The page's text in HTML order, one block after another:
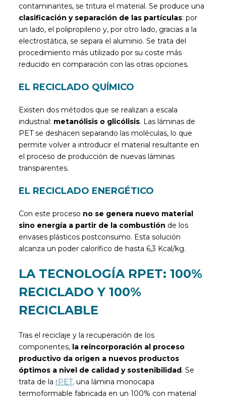
contaminantes, se tritura el material. Se produce una
clasificación y separación de las partículas: por
un lado, el polipropileno y, por otro lado, gracias a la
electrostática, se separa el aluminio. Se trata del
procedimiento más utilizado por su coste más
reducido en comparación con las otras opciones.
EL RECICLADO QUÍMICO
Existen dos métodos que se realizan a escala
industrial: metanólisis o glicólisis. Las láminas de
PET se deshacen separando las moléculas, lo que
permite volver a introducir el material resultante en
el proceso de producción de nuevas láminas
transparentes.
EL RECICLADO ENERGÉTICO
Con este proceso no se genera nuevo material
sino energía a partir de la combustión de los
envases plásticos postconsumo. Esta solución
alcanza un poder calorífico de hasta 6,3 Kcal/kg.
LA TECNOLOGÍA RPET: 100%
RECICLADO Y 100%
RECICLABLE
Tras el reciclaje y la recuperación de los
componentes, la reincorporación al proceso
productivo da origen a nuevos productos
óptimos a nivel de calidad y sostenibilidad. Se
trata de la rPET, una lámina monocapa
termoformable fabricada en un 100% con material